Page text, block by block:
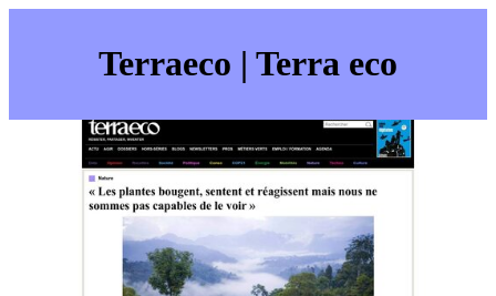
Terraeco | Terra eco